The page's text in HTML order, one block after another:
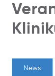
News